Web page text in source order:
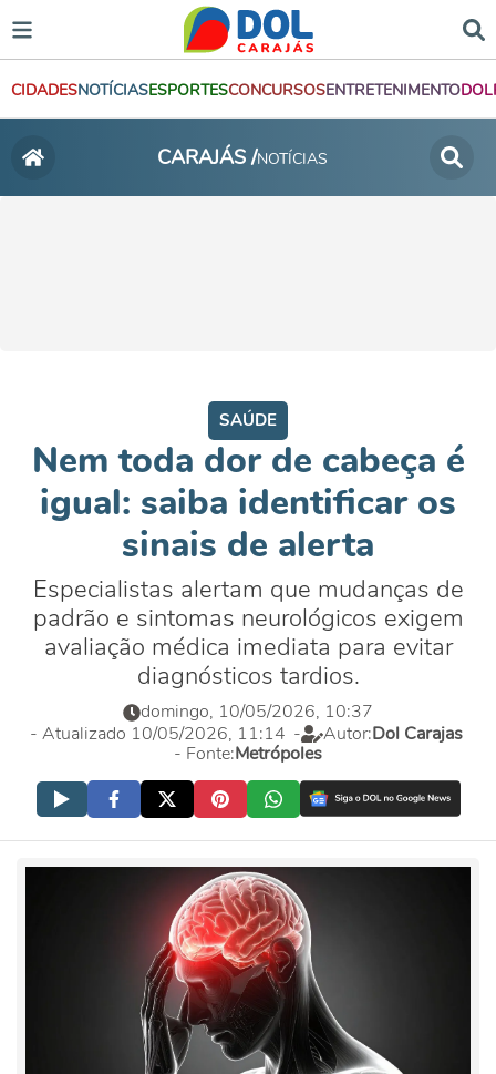
CIDADESNOTÍCIASESPORTESCONCURSOSENTRETENIMENTO
CARAJÁS /NOTÍCIAS
SAÚDE
Nem toda dor de cabeça é
igual: saiba identificar os
sinais de alerta
Especialistas alertam que mudanças de
padrão e sintomas neurológicos exigem
avaliação médica imediata para evitar
diagnósticos tardios.
domingo, 10/05/2026, 10:37
- Atualizado 10/05/2026, 11:14 - Autor:Dol Carajas
- Fonte:Metrópoles